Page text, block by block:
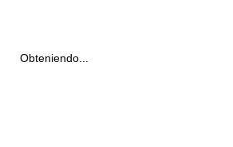
Obteniendo...